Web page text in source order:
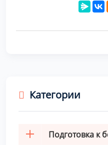
Категории
Подготовка к